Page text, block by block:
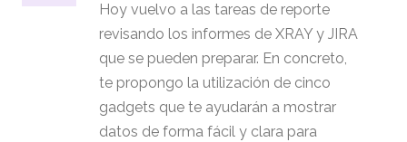
Hoy vuelvo a las tareas de reporte
revisando los informes de XRAY y JIRA
que se pueden preparar. En concreto,
te propongo la utilización de cinco
gadgets que te ayudarán a mostrar
datos de forma fácil y clara para